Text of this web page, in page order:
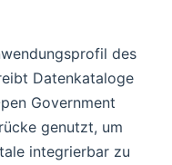
des
Datenkataloge
Government
genutzt, um
integrierbar zu